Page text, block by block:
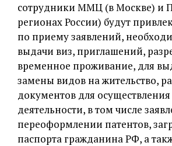
сотрудники ММЦ (в Москве) и
регионах России) будут
по приему заявлений,
выдачи виз, приглашений,
временное проживание, для
замены видов на жительство,
документов для
деятельности, в том числе
переоформлении патентов,
паспорта гражданина РФ, а